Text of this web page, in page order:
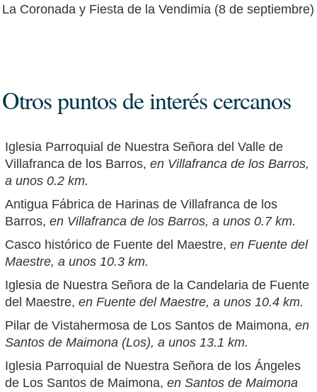
La Coronada y Fiesta de la Vendimia (8 de septiembre)
Otros puntos de interés cercanos
Iglesia Parroquial de Nuestra Señora del Valle de
Villafranca de los Barros, en Villafranca de los Barros,
a unos 0.2 km.
Antigua Fábrica de Harinas de Villafranca de los
Barros, en Villafranca de los Barros, a unos 0.7 km.
Casco histórico de Fuente del Maestre, en Fuente del
Maestre, a unos 10.3 km.
Iglesia de Nuestra Señora de la Candelaria de Fuente
del Maestre, en Fuente del Maestre, a unos 10.4 km.
Pilar de Vistahermosa de Los Santos de Maimona, en
Santos de Maimona (Los), a unos 13.1 km.
Iglesia Parroquial de Nuestra Señora de los Ángeles
de Los Santos de Maimona, en Santos de Maimona